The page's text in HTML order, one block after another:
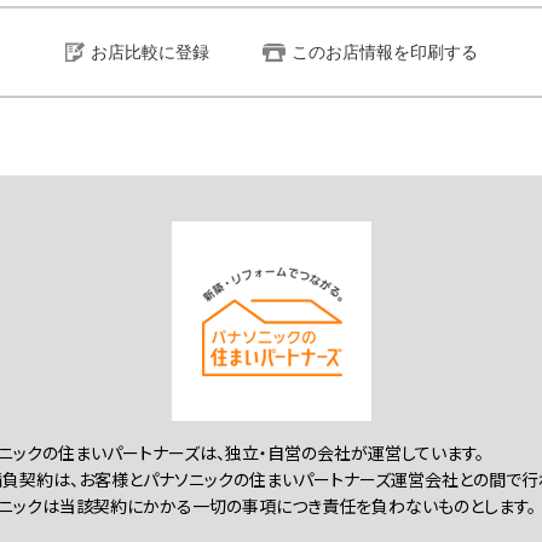
お店比較に登録 このお店情報を印刷する
ックの住まいパートナーズは、独立・自営の会社が運営しています。
契約は、お客様とパナソニックの住まいパートナーズ運営会社との間で行
ックは当該契約にかかる一切の事項につき責任を負わないものとします。